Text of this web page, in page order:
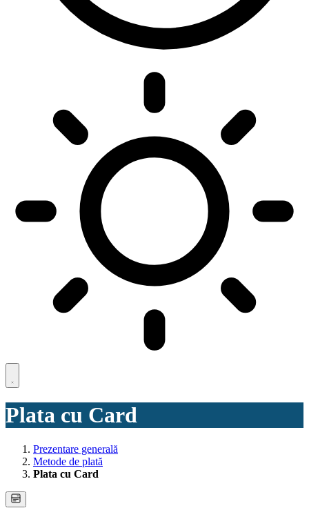
Plata cu Card
Prezentare generală
Metode de plată
Plata cu Card